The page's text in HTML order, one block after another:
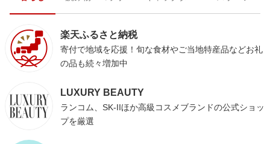
楽天ふるさと納税
寄付で地域を応援！旬な食材やご当地特産品などお礼
の品も続々増加中
LUXURY BEAUTY
ランコム、SK-IIほか高級コスメブランドの公式ショッ
プを厳選